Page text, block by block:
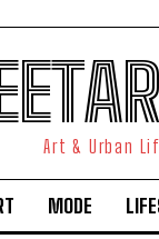
Art & Urban
MODE